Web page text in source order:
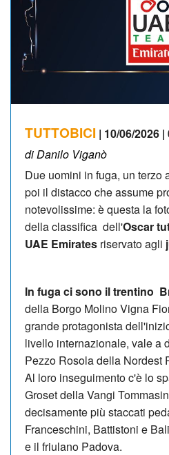
NEWSLETTER
TUTTOBICI | 10/06/2026 |
di Danilo Viganò
Due uomini in fuga, un terzo
poi il distacco che assume
notevolissime: è questa la
della classifica dell'Oscar
UAE Emirates riservato agli
In fuga ci sono il trentino
della Borgo Molino Vigna
grande protagonista
livello internazionale, vale a
Pezzo Rosola della Nordest
Al loro inseguimento c'è lo
Groset della Vangi
decisamente più staccati
Franceschini, Battistoni e
e il friulano Padova.